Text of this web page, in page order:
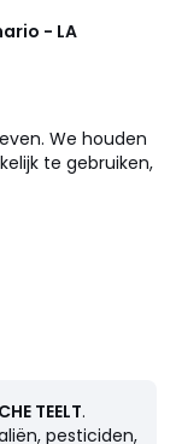
- LA
We houden
te gebruiken,
om naar
TEELT.
pesticiden,